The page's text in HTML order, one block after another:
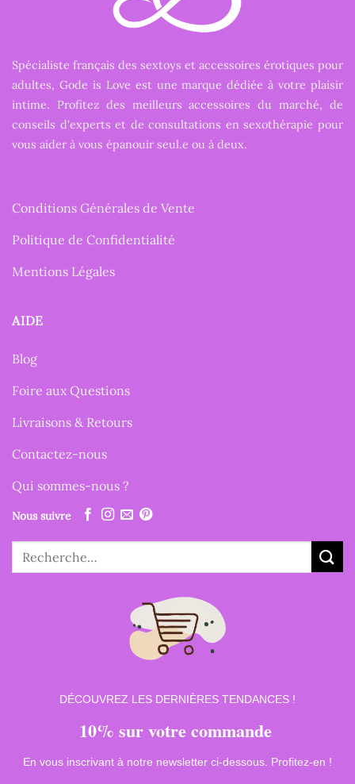
Spécialiste français des sextoys et accessoires érotiques pour
adultes, Gode is Love est une marque dédiée à votre plaisir
intime. Profitez des meilleurs accessoires du marché, de
conseils d'experts et de consultations en sexothérapie pour
vous aider à vous épanouir seul.e ou à deux.
Conditions Générales de Vente
Politique de Confidentialité
Mentions Légales
AIDE
Blog
Foire aux Questions
Livraisons & Retours
Contactez-nous
Qui sommes-nous ?
Nous suivre
Recherche
pour :
DÉCOUVREZ LES DERNIÈRES TENDANCES !
10% sur votre commande
En vous inscrivant à notre newsletter ci-dessous. Profitez-en !